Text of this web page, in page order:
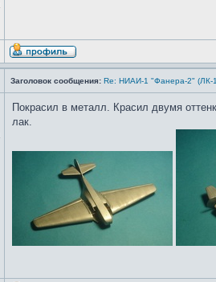
Заголовок сообщения: Re: НИАИ-1 "Фанера-2" (ЛК-
Покрасил в металл. Красил двумя
лак.